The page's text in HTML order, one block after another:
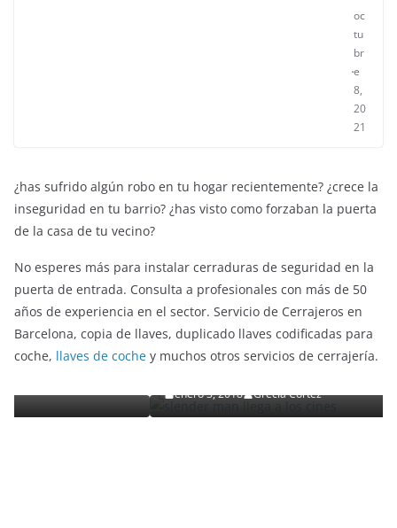
oc
tu
br
e
8,
20
21
¿has sufrido algún robo en tu hogar recientemente? ¿crece la
inseguridad en tu barrio? ¿has visto como forzaban la puerta
de la casa de tu vecino?
No esperes más para instalar cerraduras de seguridad en la
puerta de entrada. Consulta a profesionales con más de 50
años de experiencia en el sector. Servicio de Cerrajeros en
Barcelona, copia de llaves, duplicado llaves codificadas para
coche, llaves de coche y muchos otros servicios de cerrajería.
ENTRETENIMIENTO Y CURIOSIDADES LIBROS CINE Y TV
Slender Man llega al cine y te mostramos todos los
detalles
enero 3, 2018 Grecia Cortez